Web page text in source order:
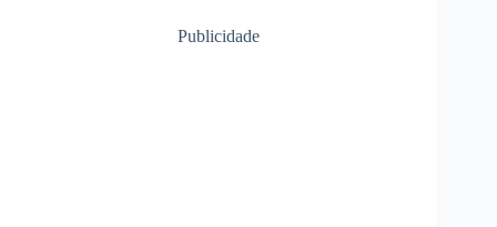
Publicidade